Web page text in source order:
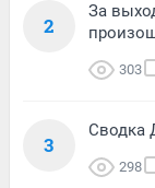
2
За
303
3
Сводка
298